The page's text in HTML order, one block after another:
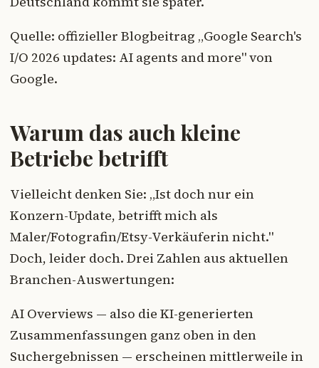
Quelle: offizieller Blogbeitrag „Google Search's
I/O 2026 updates: AI agents and more" von
Google.
Warum das auch kleine
Betriebe betrifft
Vielleicht denken Sie: „Ist doch nur ein
Konzern-Update, betrifft mich als
Maler/Fotografin/Etsy-Verkäuferin nicht."
Doch, leider doch. Drei Zahlen aus aktuellen
Branchen-Auswertungen:
AI Overviews — also die KI-generierten
Zusammenfassungen ganz oben in den
Suchergebnissen — erscheinen mittlerweile in